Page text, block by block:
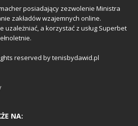
posiadający zezwolenie Ministra
zakładów wzajemnych online.
uzależniać, a korzystać z usług Superbet
reserved by tenisbydawid.pl
NA: